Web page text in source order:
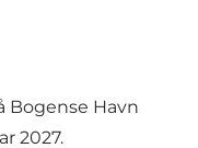
Bogense Havn
2027.